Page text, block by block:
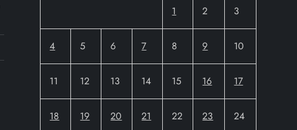
1 2 3
4 5 6 7 8 9 10
11 12 13 14 15 16 17
18 19 20 21 22 23 24